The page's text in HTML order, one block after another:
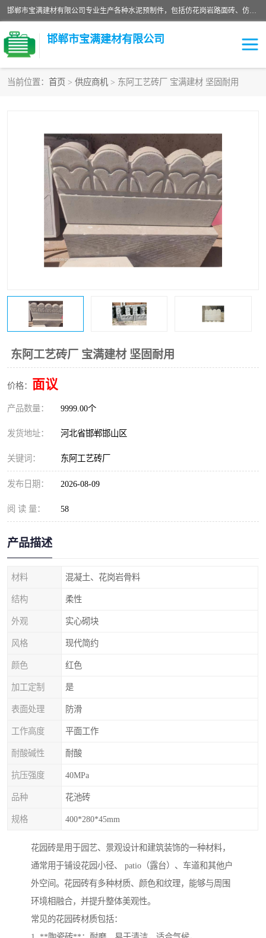
邯郸市宝满建材有限公司专业生产各种水泥预制件，包括仿花岗岩路面砖、仿花岗岩人行道砖、仿花岗岩路侧石、烧结砖、植草砖、码头砖连锁块、仿花岗岩路侧石、沙井盖、水泥盖板等各种水泥制品
邯郸市宝满建材有限公司
当前位置： 首页 > 供应商机 > 东阿工艺砖厂 宝满建材 坚固耐用
东阿工艺砖厂 宝满建材 坚固耐用
价格： 面议
产品数量： 9999.00个
发货地址： 河北省邯郸邯山区
关键词： 东阿工艺砖厂
发布日期： 2026-08-09
阅 读 量： 58
产品描述
材料 混凝土、花岗岩骨料
结构 柔性
外观 实心砌块
风格 现代简约
颜色 红色
加工定制 是
表面处理 防滑
工作高度 平面工作
耐酸碱性 耐酸
抗压强度 40MPa
品种 花池砖
规格 400*280*45mm
花园砖是用于园艺、景观设计和建筑装饰的一种材料，
通常用于铺设花园小径、 patio（露台）、车道和其他户
外空间。花园砖有多种材质、颜色和纹理，能够与周围
环境相融合，并提升整体美观性。
常见的花园砖材质包括：
面包砖 混凝土路沿石
水泥构件 便道砖
花岗岩路岩石 盲道砖